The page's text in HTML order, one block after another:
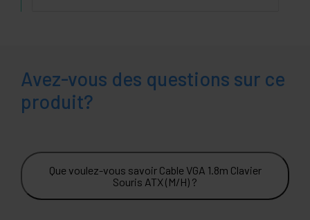
Avez-vous des questions sur ce
produit?
Que voulez-vous savoir Cable VGA 1.8m Clavier
Souris ATX (M/H) ?